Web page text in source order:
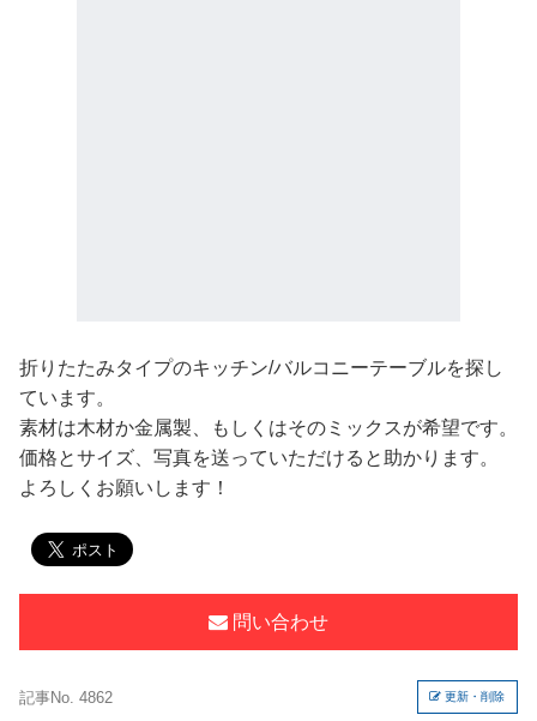
折りたたみタイプのキッチン/バルコニーテーブルを探し
ています。
素材は木材か金属製、もしくはそのミックスが希望です。
価格とサイズ、写真を送っていただけると助かります。
よろしくお願いします！
問い合わせ
記事No. 4862 更新・削除